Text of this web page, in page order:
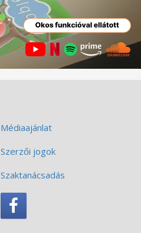
Médiaajánlat
Szerzői jogok
Szaktanácsadás